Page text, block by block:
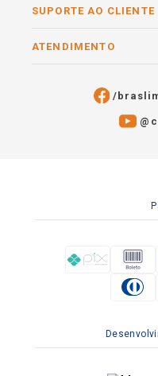
SUPORTE AO CLIENTE
ATENDIMENTO
/